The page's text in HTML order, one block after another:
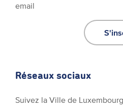
email
Réseaux sociaux
Suivez la Ville de